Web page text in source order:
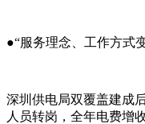
●“服务理念、工作方式
深圳供电局双覆盖建成
人员转岗，全年电费增